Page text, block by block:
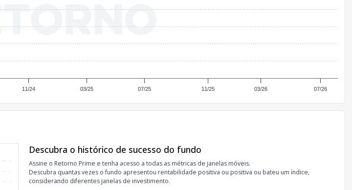
11/24 03/25 07/25 11/25 03/26 07/26
Descubra o histórico de sucesso do fundo
Assine o Retorno Prime e tenha acesso a todas as métricas de janelas móveis.
Descubra quantas vezes o fundo apresentou rentabilidade positiva ou positiva ou bateu um índice,
considerando diferentes janelas de investimento.